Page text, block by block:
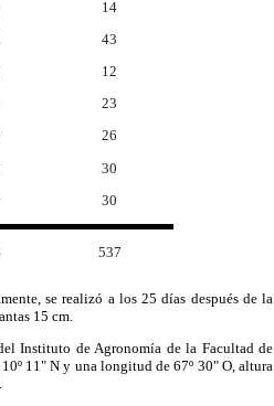
14
43
12
23
26
30
30
537
se realizó a los 25 días después de la
15 cm.
Instituto de Agro­nomía de la Facultad de
11" N y una longitud de 67º 30" O, altura